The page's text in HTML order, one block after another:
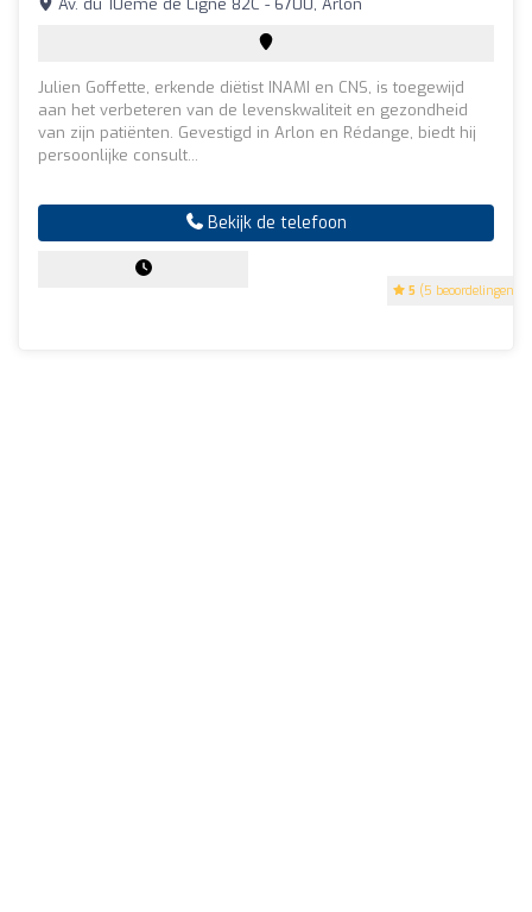
5 (5 beoordelingen)
Julien Goffette, erkende diëtist INAMI en CNS, is toegewijd
aan het verbeteren van de levenskwaliteit en gezondheid
van zijn patiënten. Gevestigd in Arlon en Rédange, biedt hij
persoonlijke consult...
Bekijk de telefoon